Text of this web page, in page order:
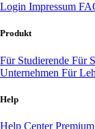
Login Impressum
Produkt
Für Studierende Für
Unternehmen Für
Help
Help Center